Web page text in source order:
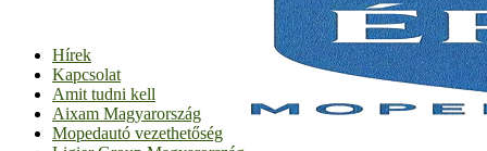
Hírek
Kapcsolat
Amit tudni kell
Aixam Magyarország
Mopedautó vezethetőség